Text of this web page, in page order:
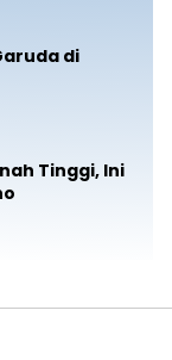
di
Tinggi, Ini